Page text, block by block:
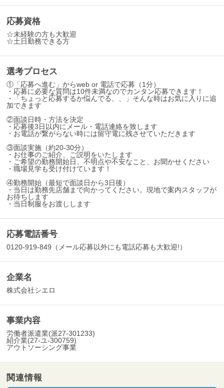
応募資格
☆未経験の方も大歓迎
☆土日勤務できる方
選考プロセス
①「応募へ進む」からweb or 電話で応募（1分）
・応募に必要な質問は10件未満なのでカンタン応募できます！
・「ちょっと応募するか悩んでる、、」そんな時はお気に入りに追
加できます
②面談日時・方法を決定
・応募後3日以内にメール・電話連絡を致します
・お電話が繋がらない時には留守電に残させていただきます
③面談実施（約20-30分）
・お仕事のご紹介、ご説明をいたします
・ご希望の勤務開始日、不明点や不安なこと、お聞かせください
・職場見学も受け付けています！
④勤務開始（最短で面談日から3日後）
・当日は勤務先店舗まで向かってください。現地で案内スタッフが
お待ちします
・当日制服をお渡しします
応募電話番号
0120-919-849（メール応募以外にも電話応募も大歓迎!）
企業名
株式会社シエロ
事業内容
労働者派遣業(派27-301233)
紹介業(27-ユ-300759)
アウトソーシング事業
関連情報